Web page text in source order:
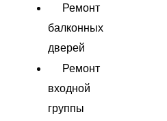
Ремонт
балконных
дверей
Ремонт
входной
группы